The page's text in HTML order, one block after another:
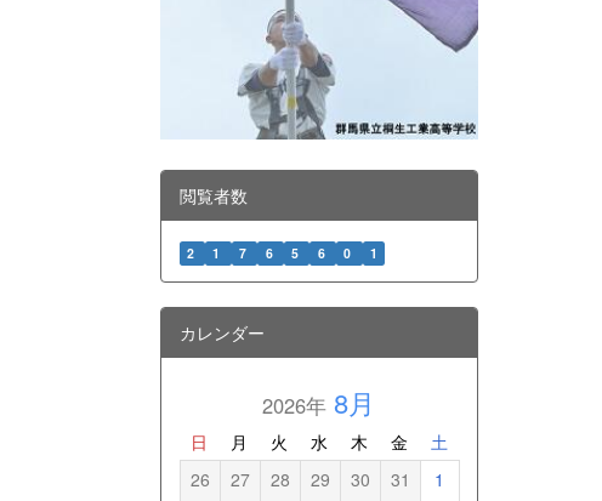
閲覧者数
2 1 7 6 5 6 0 1
カレンダー
2026年 8月
日 月 火 水 木 金 土
26 27 28 29 30 31 1